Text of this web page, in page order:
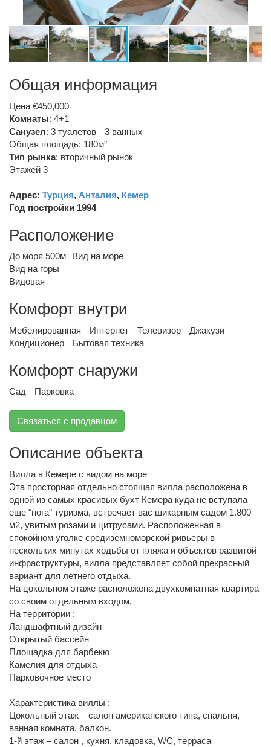
Общая информация
Цена €450,000
Комнаты: 4+1
Санузел: 3 туалетов
3 ванных
Общая площадь: 180м²
Тип рынка: вторичный рынок
Этажей 3
Адрес: Турция, Анталия, Кемер
Год постройки 1994
Расположение
До моря 500м
Вид на море
Вид на горы
Видовая
Комфорт внутри
Мебелированная Интернет Телевизор
Джакузи
Кондиционер
Бытовая техника
Комфорт снаружи
Сад Парковка
Связаться с продавцом
Описание объекта
Вилла в Кемере с видом на море
Эта просторная отдельно стоящая вилла расположена в
одной из самых красивых бухт Кемера куда не вступала
еще "нога" туризма, встречает вас шикарным садом 1.800
м2, увитым розами и цитрусами. Расположенная в
спокойном уголке средиземноморской ривьеры в
нескольких минутах ходьбы от пляжа и объектов развитой
инфраструктуры, вилла представляет собой прекрасный
вариант для летнего отдыха.
На цокольном этаже расположена двухкомнатная квартира
со своим отдельным входом.
На территории :
Ландшафтный дизайн
Открытый бассейн
Площадка для барбекю
Камелия для отдыха
Парковочное место
Характеристика виллы :
Цокольный этаж – салон американского типа, спальня,
ванная комната, балкон.
1-й этаж – салон , кухня, кладовка, WC, терраса